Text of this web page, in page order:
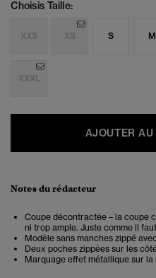
Choisis Taille:
XXS XS S M
XXXL
AJOUTER AU
Notes du rédacteur
Coupe décontractée – la coupe
ni trop ample. Juste comme il
Modèle sans manches zippé
Deux poches zippées sur les
Marquage effet métallique sur